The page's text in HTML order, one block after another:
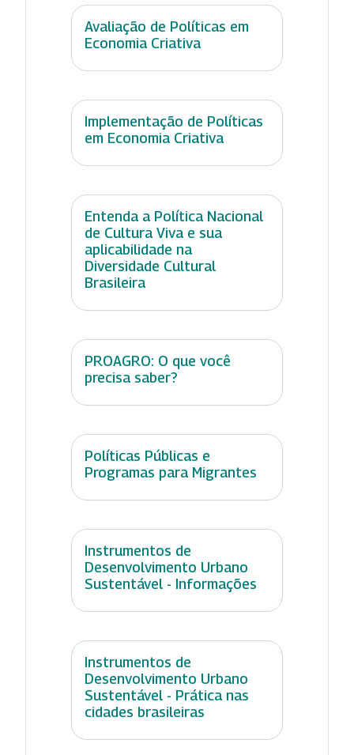
Avaliação de Políticas em
Economia Criativa
Implementação de Políticas
em Economia Criativa
Entenda a Política Nacional
de Cultura Viva e sua
aplicabilidade na
Diversidade Cultural
Brasileira
PROAGRO: O que você
precisa saber?
Políticas Públicas e
Programas para Migrantes
Instrumentos de
Desenvolvimento Urbano
Sustentável - Informações
Instrumentos de
Desenvolvimento Urbano
Sustentável - Prática nas
cidades brasileiras